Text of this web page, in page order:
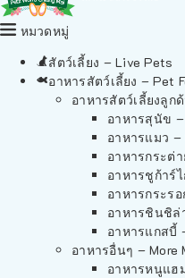
หมวดหมู่
สัตว์เลี้ยง – Live Pets
อาหารสัตว์เลี้ยง – Pet
อาหารสัตว์เลี้ยงลูก
อาหารสุนัข –
อาหารแมว –
อาหารกระต่
อาหารชูก้าร์
อาหารกระร
อาหารชินชิล่
อาหารแกสบี้
อาหารอื่นๆ – More
อาหารหนูแฮ